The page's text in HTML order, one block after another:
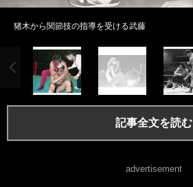
猪木から関節技の指導を受ける武藤
記事全文を読む
advertisement